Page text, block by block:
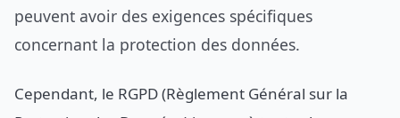
peuvent avoir des exigences spécifiques
concernant la protection des données.
Cependant, le RGPD (Règlement Général sur la